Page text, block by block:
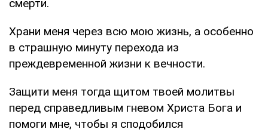
смерти.
Храни меня через всю мою жизнь, а особенно
в страшную минуту перехода из
преждевременной жизни к вечности.
Защити меня тогда щитом твоей молитвы
перед справедливым гневом Христа Бога и
помоги мне, чтобы я сподобился